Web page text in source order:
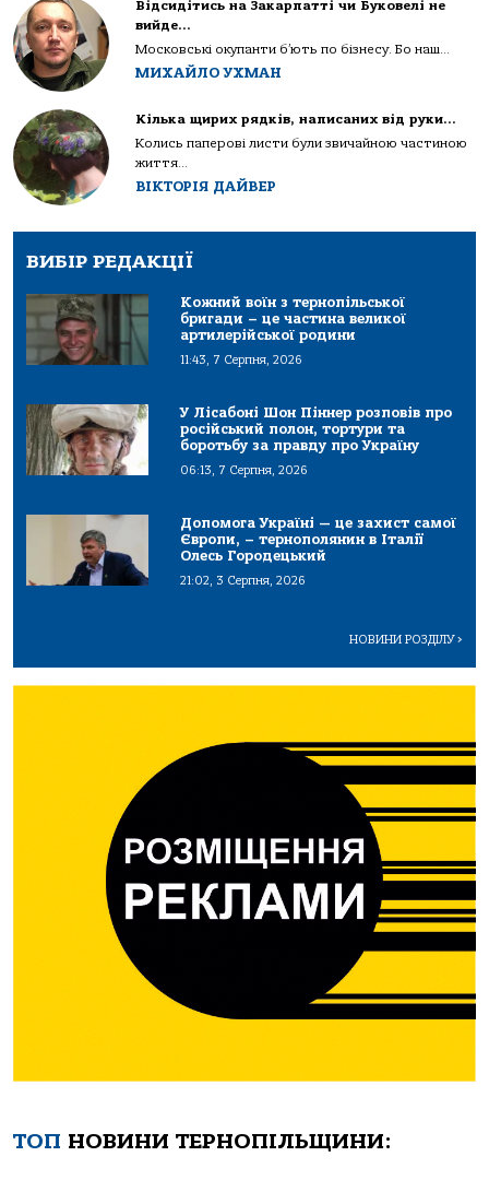
Відсидітись на Закарпатті чи Буковелі не
вийде…
Московські окупанти б’ють по бізнесу. Бо наш...
МИХАЙЛО УХМАН
Кілька щирих рядків, написаних від руки…
Колись паперові листи були звичайною частиною
життя...
ВІКТОРІЯ ДАЙВЕР
ВИБІР РЕДАКЦІЇ
Кожний воїн з тернопільської
бригади – це частина великої
артилерійської родини
11:43, 7 Серпня, 2026
У Лісабоні Шон Піннер розповів про
російський полон, тортури та
боротьбу за правду про Україну
06:13, 7 Серпня, 2026
Допомога Україні — це захист самої
Європи, – тернополянин в Італії
Олесь Городецький
21:02, 3 Серпня, 2026
НОВИНИ РОЗДІЛУ>
ТОП НОВИНИ ТЕРНОПІЛЬЩИНИ: